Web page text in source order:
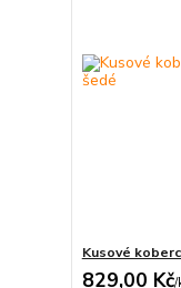
Kusové
829,00 Kč/